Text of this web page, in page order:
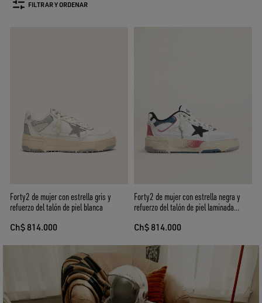
FILTRAR Y ORDENAR
Forty2 de mujer con estrella gris y
refuerzo del talón de piel blanca
Ch$ 814.000
Forty2 de mujer con estrella negra y
refuerzo del talón de piel laminada
Ch$ 814.000